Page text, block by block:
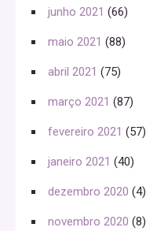
junho 2021 (66)
maio 2021 (88)
abril 2021 (75)
março 2021 (87)
fevereiro 2021 (57)
janeiro 2021 (40)
dezembro 2020 (4)
novembro 2020 (8)